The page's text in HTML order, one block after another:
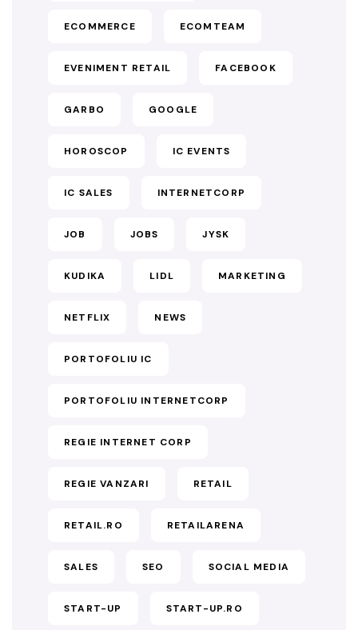
ECOMMERCE ECOMTEAM
EVENIMENT RETAIL FACEBOOK
GARBO GOOGLE
HOROSCOP IC EVENTS
IC SALES INTERNETCORP
JOB JOBS JYSK
KUDIKA LIDL MARKETING
NETFLIX NEWS
PORTOFOLIU IC
PORTOFOLIU INTERNETCORP
REGIE INTERNET CORP
REGIE VANZARI RETAIL
RETAIL.RO RETAILARENA
SALES SEO SOCIAL MEDIA
START-UP START-UP.RO